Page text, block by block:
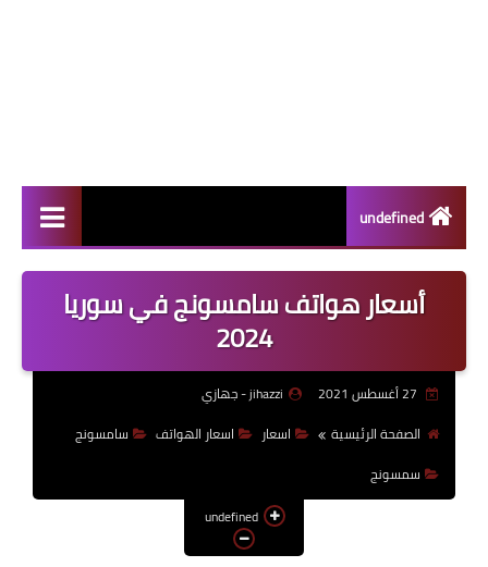
undefined
سامسونج
الاجهزة الوحية
ابل
اسعار الهواتف
شاومي
أسعار هواتف سامسونج في سوريا
2024
jihazzi - جهازي
الصفحة الرئيسية
اسعار اسعار الهواتف
سامسونج
سمسونج
undefined